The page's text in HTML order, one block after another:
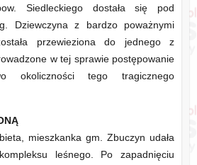
Siedleckiego dostała się pod
Dziewczyna z bardzo poważnymi
przewieziona do jednego z
w tej sprawie postępowanie
okoliczności tego tragicznego
mieszkanka gm. Zbuczyn udała
leśnego. Po zapadnięciu